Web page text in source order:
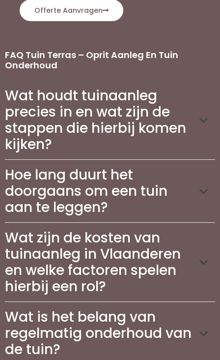
Offerte Aanvragen
FAQ Tuin Terras – Oprit Aanleg En Tuin
Onderhoud
Wat houdt tuinaanleg
precies in en wat zijn de
stappen die hierbij komen
kijken?
Hoe lang duurt het
doorgaans om een tuin
aan te leggen?
Wat zijn de kosten van
tuinaanleg in Vlaanderen
en welke factoren spelen
hierbij een rol?
Wat is het belang van
regelmatig onderhoud van
de tuin?